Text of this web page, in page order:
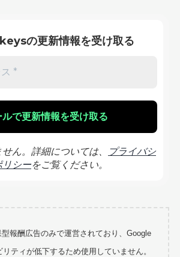
の更新情報を受け取る
ん。詳細については、
プライバシ
リシーをご覧ください。
報酬広告のみで運営されており、Google
ティが低下するため使用していません。